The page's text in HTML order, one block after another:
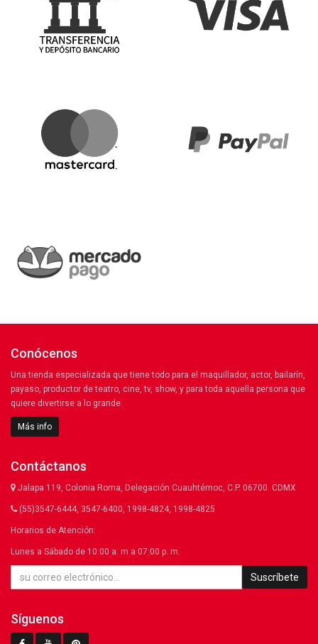
Conócenos
Una tienda especializada que tiene todo para el maquillador, actor, bailarín,
payaso, productor de teatro, cine, tv, show, y para toda aquella persona que
quiere divertirse a lo grande.
Más info
Contáctanos
Jalapa 119, Colonia Roma, Delegación Cuauhtémoc, C.P. 06700. CDMX
(55)3547-6444, 3547-6400, 1998-4824, 1998-4825
Horarios de Atención:
Lunes a Sábado de 10:00 a. m a 07:00 p. m.
Suscríbete
Síguenos